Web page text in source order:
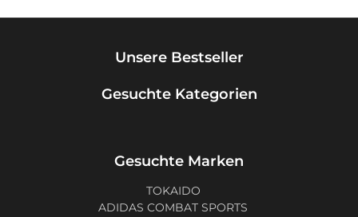
Unsere Bestseller
Gesuchte Kategorien
Gesuchte Marken
TOKAIDO
ADIDAS COMBAT SPORTS